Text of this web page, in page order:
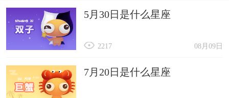
5月30日是什么星座
08月09日
2217
7月20日是什么星座